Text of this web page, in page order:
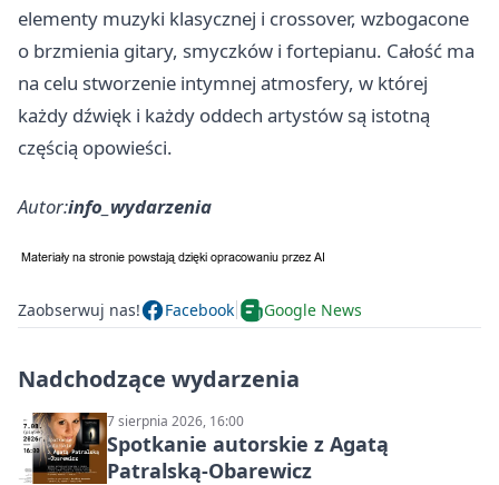
elementy muzyki klasycznej i crossover, wzbogacone
o brzmienia gitary, smyczków i fortepianu. Całość ma
na celu stworzenie intymnej atmosfery, w której
każdy dźwięk i każdy oddech artystów są istotną
częścią opowieści.
Autor:info_wydarzenia
Zaobserwuj nas! Facebook Google News
Nadchodzące wydarzenia
7 sierpnia 2026, 16:00
Spotkanie autorskie z Agatą
Patralską-Obarewicz